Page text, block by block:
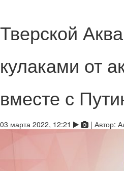
Тверской
кулаками от
вместе с
03 марта 2022, 12:21 | Автор: